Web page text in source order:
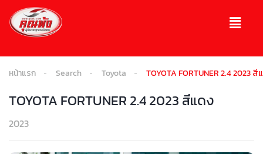
หน้าแรก Search Toyota TOYOTA FORTUNER 2.4 2023 สี
TOYOTA FORTUNER 2.4 2023 สีแดง
2023